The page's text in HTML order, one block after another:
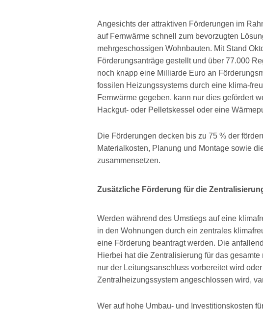
Angesichts der attraktiven Förderungen im
auf Fernwärme schnell zum bevorzugten
mehrgeschossigen Wohnbauten. Mit Stand
Förderungsanträge gestellt und über 77.000
noch knapp eine Milliarde Euro an
fossilen Heizungssystems durch eine klima-
Fernwärme gegeben, kann nur dies gefördert
Hackgut- oder Pelletskessel oder eine
Die Förderungen decken bis zu 75 % der
Materialkosten, Planung und Montage sowie
zusammensetzen.
Zusätzliche Förderung für die
Werden während des Umstiegs auf eine
in den Wohnungen durch ein zentrales
eine Förderung beantragt werden. Die
Hierbei hat die Zentralisierung für das
nur der Leitungsanschluss vorbereitet wird
Zentralheizungssystem angeschlossen wird,
Wer auf hohe Umbau- und Investitionskosten